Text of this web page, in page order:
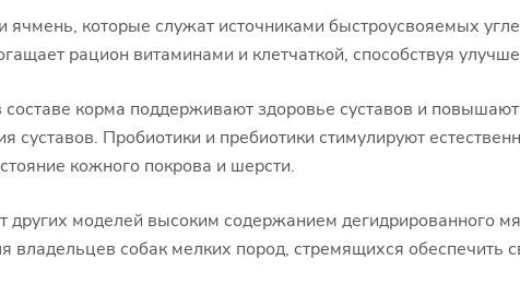
ячмень, которые служат источниками быстроусвояемых
рацион витаминами и клетчаткой, способствуя
составе корма поддерживают здоровье суставов и
суставов. Пробиотики и пребиотики стимулируют
кожного покрова и шерсти.
других моделей высоким содержанием дегидрированного
собак мелких пород, стремящихся обеспечить